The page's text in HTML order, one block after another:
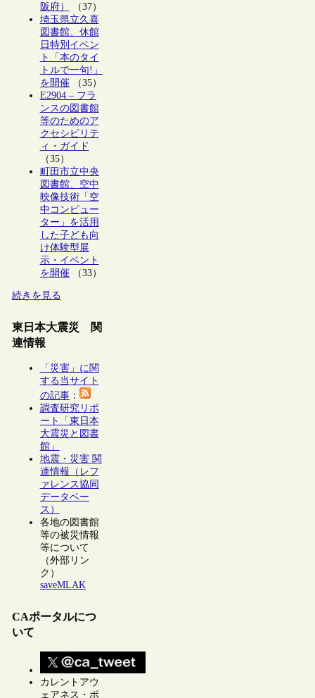
阪府）
（37）
埼玉県立久喜
図書館、休館
日特別イベン
ト「本のタイ
トルで一句!」
を開催（35）
E2904 – フラ
ンスの図書館
等のためのア
クセシビリテ
ィ・ガイド
（35）
町田市立中央
図書館、空中
映像技術「空
中コンピュー
ター」を活用
した子ども向
け体験型展
示・イベント
を開催（33）
続きを見る
東日本大震災 関
連情報
「災害」に関
する当サイト
の記事：
調査研究リポ
ート「東日本
大震災と図書
館」
地震・災害 関
連情報（レフ
ァレンス協同
データベー
ス）
各地の図書館
等の被災情報
等について
（外部リン
ク）
saveMLAK
CAポータルにつ
いて
カレントアウ
ェアネス・ポ